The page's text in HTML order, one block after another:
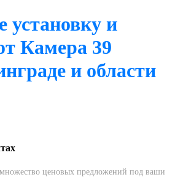
установку и
Камера 39
и области
ценовых предложений под ваши